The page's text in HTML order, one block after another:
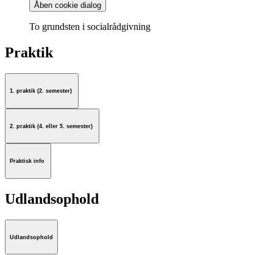
Åben cookie dialog
To grundsten i socialrådgivning
Praktik
1. praktik (2. semester)
2. praktik (4. eller 5. semester)
Praktisk info
Udlandsophold
Udlandsophold